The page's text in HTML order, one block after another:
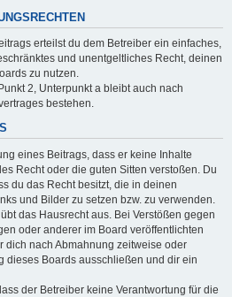
erteilst du dem Betreiber ein einfaches,
und unentgeltliches Recht, deinen
zu nutzen.
2, Unterpunkt a bleibt auch nach
bestehen.
eines Beitrags, dass er keine Inhalte
Recht oder die guten Sitten verstoßen. Du
du das Recht besitzt, die in deinen
und Bilder zu setzen bzw. zu verwenden.
das Hausrecht aus. Bei Verstößen gegen
oder anderer im Board veröffentlichten
dich nach Abmahnung zeitweise oder
dieses Boards ausschließen und dir ein
der Betreiber keine Verantwortung für die